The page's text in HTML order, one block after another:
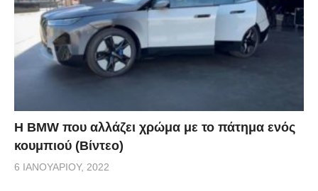
Η BMW που αλλάζει χρώμα με το πάτημα ενός
κουμπιού (Βίντεο)
6 ΙΑΝΟΥΑΡΊΟΥ, 2022